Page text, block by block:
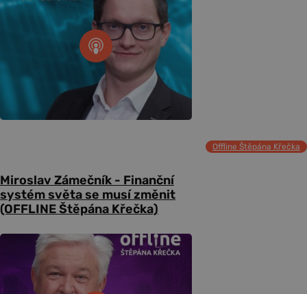
Offline Štěpána Křečka
Miroslav Zámečník - Finanční
systém světa se musí změnit
(OFFLINE Štěpána Křečka)